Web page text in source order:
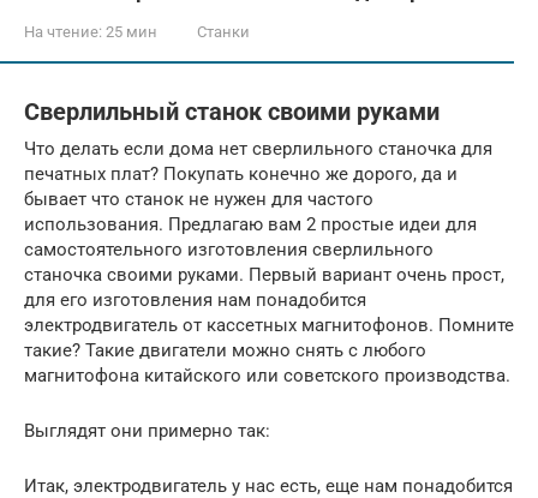
На чтение: 25 мин Станки
Cверлильный станок своими руками
Что делать если дома нет сверлильного станочка для
печатных плат? Покупать конечно же дорого, да и
бывает что станок не нужен для частого
использования. Предлагаю вам 2 простые идеи для
самостоятельного изготовления сверлильного
станочка своими руками. Первый вариант очень прост,
для его изготовления нам понадобится
электродвигатель от кассетных магнитофонов. Помните
такие? Такие двигатели можно снять с любого
магнитофона китайского или советского производства.
Выглядят они примерно так:
Итак, электродвигатель у нас есть, еще нам понадобится